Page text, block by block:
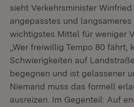
sieht Verkehrsminister Winfried
angepasstes und langsameres
wichtigstes Mittel für weniger
„Wer freiwillig Tempo 80 fährt,
Schwierigkeiten auf
begegnen und ist gelassener
Niemand muss das formell
ausreizen. Im Gegenteil: Auf